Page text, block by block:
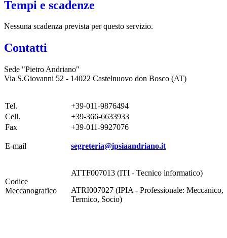
Tempi e scadenze
Nessuna scadenza prevista per questo servizio.
Contatti
Sede "Pietro Andriano"
Via S.Giovanni 52 - 14022 Castelnuovo don Bosco (AT)
Tel.
+39-011-9876494
Cell.
+39-366-6633933
Fax
+39-011-9927076
E-mail segreteria@ipsiaandriano.it
Codice
Meccanografico
ATTF007013 (ITI - Tecnico informatico)
ATRI007027 (IPIA - Professionale:
Termico, Socio)